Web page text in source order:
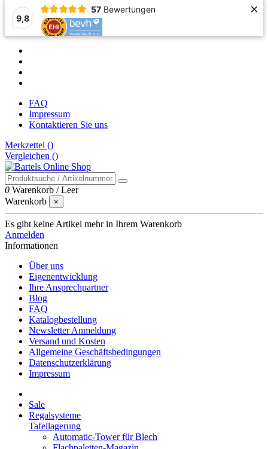
9,8
57 Bewertungen ×
FAQ
Impressum
Kontaktieren Sie uns
Merkzettel ()
Vergleichen ()
0 Warenkorb /Leer
Warenkorb
×
Es gibt keine Artikel mehr in Ihrem Warenkorb
Anmelden
Informationen
Über uns
Eigenentwicklung
Ihre Ansprechpartner
Blog
FAQ
Katalogbestellung
Newsletter Anmeldung
Versand und Kosten
Allgemeine Geschäftsbedingungen
Datenschutzerklärung
Impressum
Sale
Regalsysteme
Tafellagerung
Automatic-Tower für Blech